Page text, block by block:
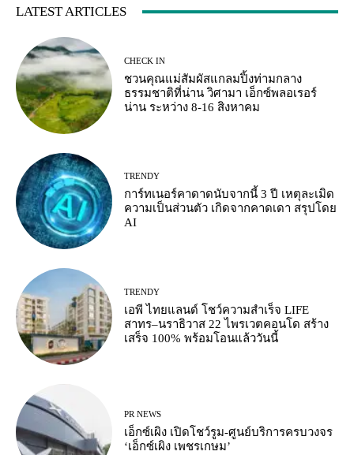
LATEST ARTICLES
CHECK IN
ชวนคุณแม่สัมผัสแกลมปิ้งท่ามกลาง
ธรรมชาติที่น่าน วิศามา เอ็กซ์พลอเรอร์
น่าน ระหว่าง 8-16 สิงหาคม
TRENDY
การ์ทเนอร์คาดาดนับจากนี้ 3 ปี เหตุละเมิด
ความเป็นส่วนตัว เกิดจากคาดเดา สรุปโดย
AI
TRENDY
เอพี ไทยแลนด์ โชว์ความสำเร็จ LIFE
สาทร–นราธิวาส 22 ไพรเวตคอนโด สร้าง
เสร็จ 100% พร้อมโอนแล้ววันนี้
PR NEWS
เอ็กซ์เผิง เปิดโชว์รูม-ศูนย์บริการครบวงจร
‘เอ็กซ์เผิง เพชรเกษม’